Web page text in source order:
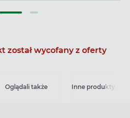
został wycofany z oferty
Oglądali także Inne produkty z